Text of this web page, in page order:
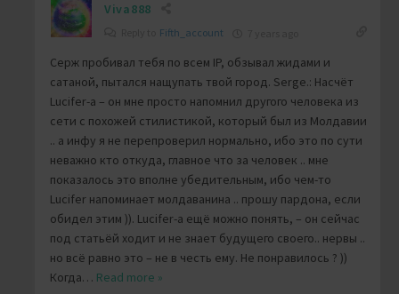
Viva888
Fifth_account
Серж пробивал тебя по всем IP, обзывал жидами и
сатаной, пытался нащупать твой город. Serge.: Насчёт
Lucifer-a – он мне просто напомнил другого человека из
сети с похожей стилистикой, который был из Молдавии
.. а инфу я не перепроверил нормально, ибо это по сути
неважно кто откуда, главное что за человек .. мне
показалось это вполне убедительным, ибо чем-то
Lucifer напоминает молдаванина .. прошу пардона, если
обидел этим )). Lucifer-а ещё можно понять, – он сейчас
под статьёй ходит и не знает будущего своего.. нервы ..
но всё равно это – не в честь ему. Не понравилось ? ))
Когда… Read more »